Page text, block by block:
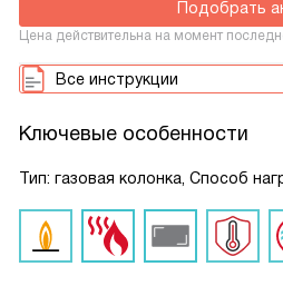
Подобрать
Цена действительна на момент
Все инструкции
Ключевые особенности
Тип: газовая колонка, Способ